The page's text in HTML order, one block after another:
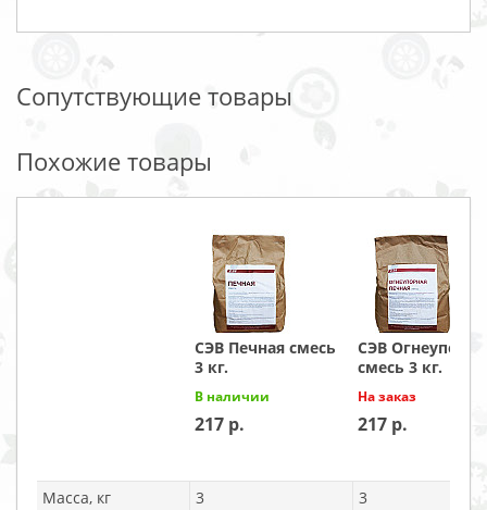
Сопутствующие товары
Похожие товары
СЭВ Печная смесь
3 кг.
В наличии
217
СЭВ
смесь 3 кг.
На заказ
217
Масса, кг 3 3